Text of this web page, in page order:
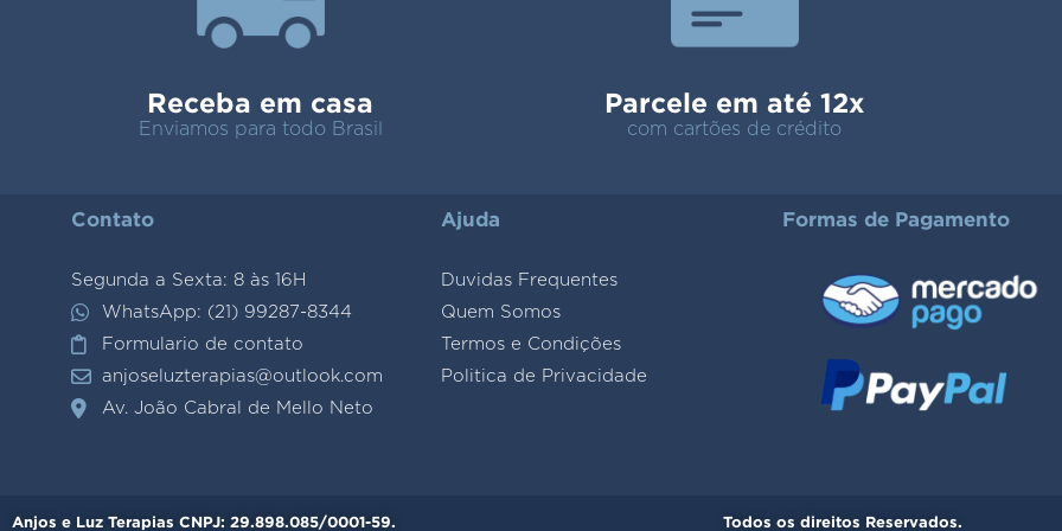
Receba em casa
Enviamos para todo Brasil
Parcele em até 12x
com cartões de crédito
Contato
Segunda a Sexta: 8 às 16H
WhatsApp: (21) 99287-8344
Formulario de contato
anjoseluzterapias@outlook.com
Av. João Cabral de Mello Neto
Ajuda
Duvidas Frequentes
Quem Somos
Termos e Condições
Politica de Privacidade
Formas de Pagamento
Anjos e Luz Terapias CNPJ: 29.898.085/0001-59. Todos os direitos Reservados.